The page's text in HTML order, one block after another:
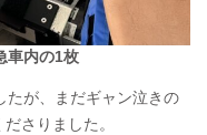
車内の1枚
たが、まだギャン泣きの
さりました。